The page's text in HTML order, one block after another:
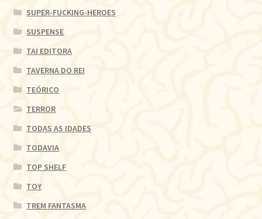
SUPER-FUCKING-HEROES
SUSPENSE
TAI EDITORA
TAVERNA DO REI
TEÓRICO
TERROR
TODAS AS IDADES
TODAVIA
TOP SHELF
TOY
TREM FANTASMA